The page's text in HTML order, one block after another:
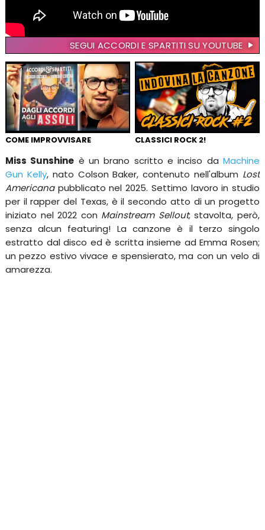
SEGUI ACCORDI E SPARTITI SU YOUTUBE
COME IMPROVVISARE CLASSICI ROCK 2!
Miss Sunshine è un brano scritto e inciso daMachine
Gun Kelly, nato Colson Baker, contenuto nell'album Lost
Americanapubblicato nel 2025. Settimo lavoro in studio
per il rapper del Texas, è il secondo atto di un progetto
iniziato nel 2022 con Mainstream Sellout; stavolta, però,
senza alcun featuring! La canzone è il terzo singolo
estratto dal disco ed è scritta insieme ad Emma Rosen;
un pezzo estivo vivace e spensierato, ma con un velo di
amarezza.